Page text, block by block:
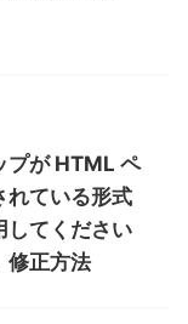
プが HTML ペ
れている形式
してください
修正方法